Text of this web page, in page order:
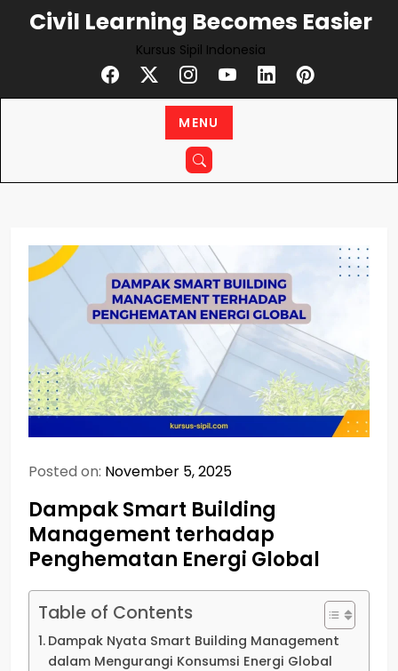
Civil Learning Becomes Easier
Kursus Sipil Indonesia
MENU
Posted on: November 5, 2025
Dampak Smart Building
Management terhadap
Penghematan Energi Global
Table of Contents
Dampak Nyata Smart Building Management
dalam Mengurangi Konsumsi Energi Global